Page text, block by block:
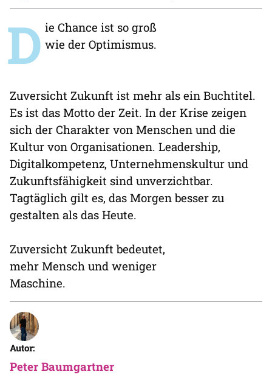
D ie Chance ist so groß
wie der Optimismus.
Zuversicht Zukunft ist mehr als ein Buchtitel.
Es ist das Motto der Zeit. In der Krise zeigen
sich der Charakter von Menschen und die
Kultur von Organisationen. Leadership,
Digitalkompetenz, Unternehmenskultur und
Zukunftsfähigkeit sind unverzichtbar.
Tagtäglich gilt es, das Morgen besser zu
gestalten als das Heute.
Zuversicht Zukunft bedeutet,
mehr Mensch und weniger
Maschine.
Autor:
Peter Baumgartner